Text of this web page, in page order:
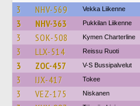
3 NHV-569 Vekka Liikenne
3 NHV-363 Pukkilan Liikenne
3 SOK-508 Kymen Charterline
3 LLX-514 Reissu Ruoti
3 ZOC-457 V-S Bussipalvelut
3 IJX-417 Tokee
3 VEZ-175 Niskanen